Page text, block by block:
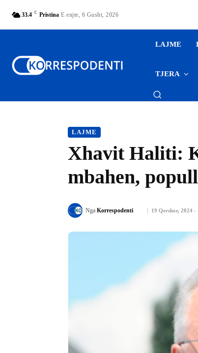
33.4 C Pristina E enjte, 6 Gusht, 2026
LAJME
TJERA
LAJME
Xhavit Haliti:
mbahen,
19 Qershor, 2024 -
Nga Korrespodenti